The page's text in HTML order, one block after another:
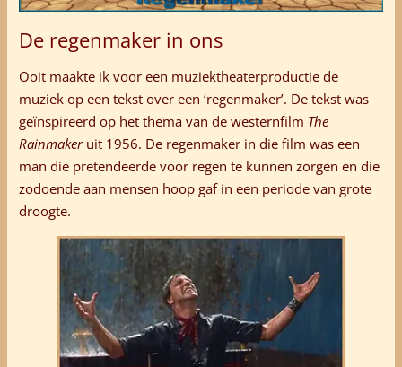
De regenmaker in ons
Ooit maakte ik voor een muziektheaterproductie de
muziek op een tekst over een ‘regenmaker’. De tekst was
geïnspireerd op het thema van de westernfilm The
Rainmakeruit 1956. De regenmaker in die film was een
man die pretendeerde voor regen te kunnen zorgen en die
zodoende aan mensen hoop gaf in een periode van grote
droogte.